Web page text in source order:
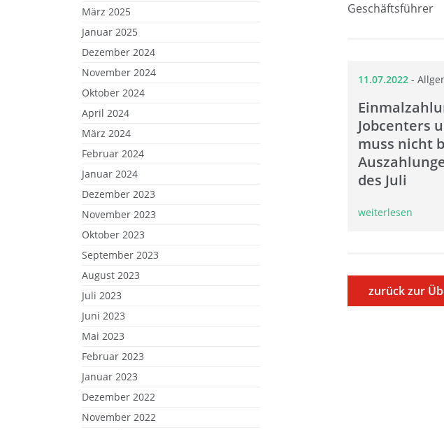
März 2025
Januar 2025
Dezember 2024
November 2024
Oktober 2024
April 2024
März 2024
Februar 2024
Januar 2024
Dezember 2023
November 2023
Oktober 2023
September 2023
August 2023
Juli 2023
Juni 2023
Mai 2023
Februar 2023
Januar 2023
Dezember 2022
November 2022
Geschäftsführer
11.07.2022 -
Jobcenters
muss nicht
des Juli
weiterlesen
zurück zur